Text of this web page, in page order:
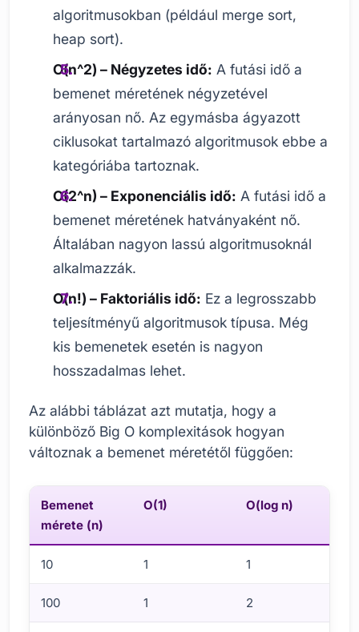
algoritmusokban (például merge sort,
heap sort).
O(n^2) – Négyzetes idő: A futási idő a
bemenet méretének négyzetével
arányosan nő. Az egymásba ágyazott
ciklusokat tartalmazó algoritmusok ebbe a
kategóriába tartoznak.
O(2^n) – Exponenciális idő: A futási idő a
bemenet méretének hatványaként nő.
Általában nagyon lassú algoritmusoknál
alkalmazzák.
O(n!) – Faktoriális idő: Ez a legrosszabb
teljesítményű algoritmusok típusa. Még
kis bemenetek esetén is nagyon
hosszadalmas lehet.
Az alábbi táblázat azt mutatja, hogy a
különböző Big O komplexitások hogyan
változnak a bemenet méretétől függően:
Bemenet
mérete (n)
O(1) O(log n)
10 1 1
100 1 2